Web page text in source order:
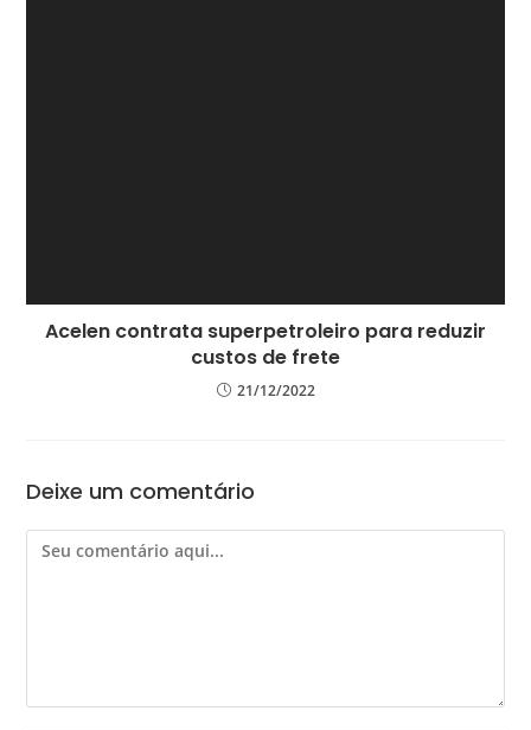
Acelen contrata superpetroleiro para reduzir
custos de frete
21/12/2022
Deixe um comentário